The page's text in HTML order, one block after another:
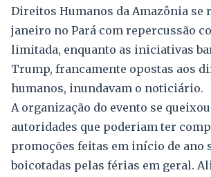
Direitos Humanos da Amazônia se
janeiro no Pará com repercussão
limitada, enquanto as iniciativas
Trump, francamente opostas aos
humanos, inundavam o noticiário.
A organização do evento se
autoridades que poderiam ter
promoções feitas em início de ano
boicotadas pelas férias em geral.